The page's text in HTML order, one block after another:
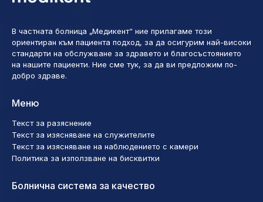
В частната болница „Медикент“ ние прилагаме този
ориентиран към пациента подход, за да осигурим най-високи
стандарти на обслужване за здравето и благосъстоянието
на нашите пациенти. Ние сме тук, за да ви предложим по-
добро здраве.
Меню
Текст за разяснение
Текст за изясняване на служителите
Текст за изясняване на наблюдението с камери
Политика за използване на бисквитки
Болнична система за качество